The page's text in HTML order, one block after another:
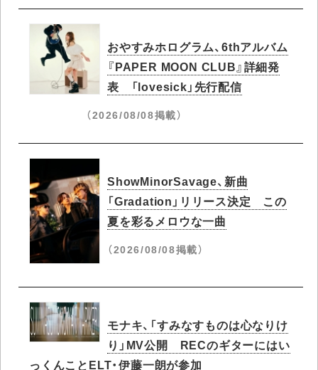
おやすみホログラム、6thアルバム
『PAPER MOON CLUB』詳細発
表 「lovesick」先行配信
（2026/08/08掲載）
ShowMinorSavage、新曲
「Gradation」リリース決定 この
夏を彩るメロウな一曲
（2026/08/08掲載）
モナキ、「すみなすものは心なりけ
り」MV公開 RECのギターにはい
っくんことELT・伊藤一朗が参加